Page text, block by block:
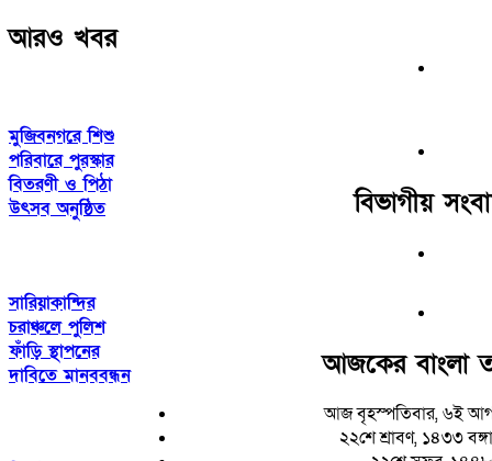
আরও খবর
মুজিবনগরে শিশু
পরিবারে পুরস্কার
বিতরণী ও পিঠা
উৎসব অনুষ্ঠিত
সারিয়াকান্দির
চরাঞ্চলে পুলিশ
ফাঁড়ি স্থাপনের
দাবিতে মানববন্ধন
বিভাগীয়
আজকের বাংলা
আজ বৃহস্পতিবার, ৬ই
২২শে শ্রাবণ, ১৪৩৩